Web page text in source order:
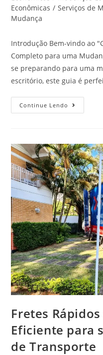
Econômicas / Serviços de
Mudança
Introdução Bem-vindo ao
Completo para uma
se preparando para uma
escritório, este guia é
Continue Lendo
Fretes
Eficiente para
de Transporte